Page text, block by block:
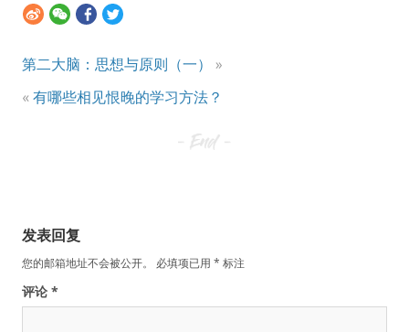
第二大脑：思想与原则（一）
»
«有哪些相见恨晚的学习方法？
发表回复
您的邮箱地址不会被公开。 必填项已用 * 标注
评论 *